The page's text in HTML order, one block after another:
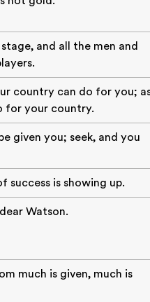
and all the men and
country can do for you;
for your country.
given you; seek, and you
success is showing up.
Watson.
much is given, much is